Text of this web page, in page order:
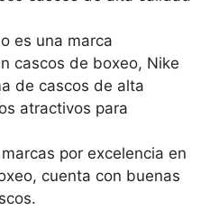
es una marca
cascos de boxeo, Nike
de cascos de alta
atractivos para
por excelencia en
cuenta con buenas